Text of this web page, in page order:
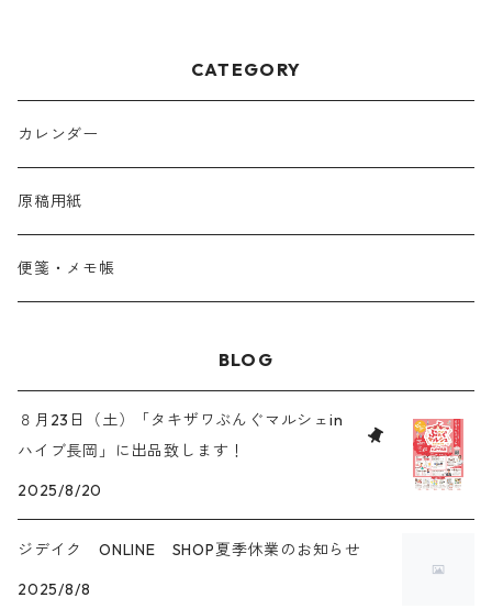
CATEGORY
カレンダー
原稿用紙
便箋・メモ帳
BLOG
８月23日（土）「タキザワぶんぐマルシェin
ハイブ長岡」に出品致します！
2025/8/20
ジデイク ONLINE SHOP夏季休業のお知らせ
2025/8/8